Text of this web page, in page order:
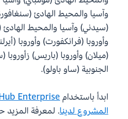
وآسيا والمحيط الهادئ
(سيدني) وآسيا والمحيط
وأوروبا (فرانكفورت) وأوروبا
(ميلان) وأوروبا (باريس) زأوروبا
الجنوبية (ساو باولو).
ابدأ باستخدام
المشروع لدينا. لمعرفة المزيد